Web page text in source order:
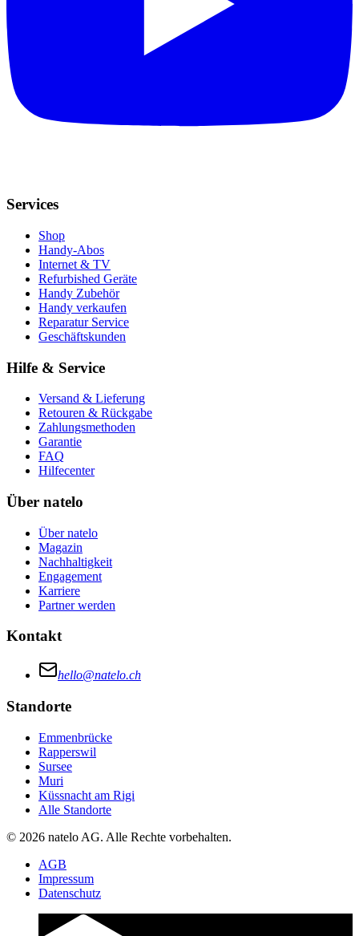
Services
Shop
Handy-Abos
Internet & TV
Refurbished Geräte
Handy Zubehör
Handy verkaufen
Reparatur Service
Geschäftskunden
Hilfe & Service
Versand & Lieferung
Retouren & Rückgabe
Zahlungsmethoden
Garantie
FAQ
Hilfecenter
Über natelo
Über natelo
Magazin
Nachhaltigkeit
Engagement
Karriere
Partner werden
Kontakt
hello@natelo.ch
Standorte
Emmenbrücke
Rapperswil
Sursee
Muri
Küssnacht am Rigi
Alle Standorte
© 2026 natelo AG. Alle Rechte vorbehalten.
AGB
Impressum
Datenschutz